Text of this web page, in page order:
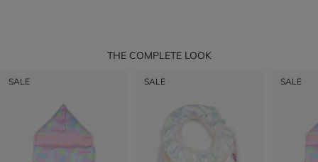
THE COMPLETE LOOK
SALE SALE SALE